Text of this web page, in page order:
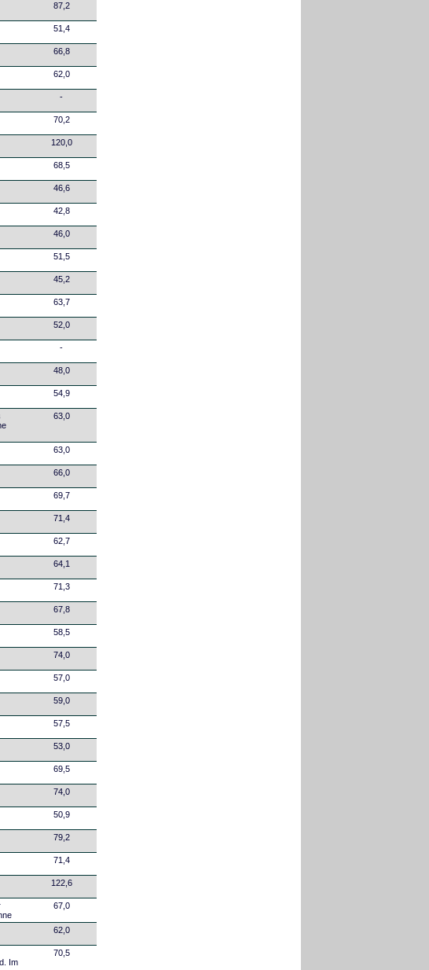
87,2
51,4
66,8
62,0
-
70,2
120,0
68,5
46,6
42,8
46,0
51,5
45,2
63,7
52,0
-
48,0
54,9
63,0
63,0
66,0
69,7
71,4
62,7
64,1
71,3
67,8
58,5
74,0
57,0
59,0
57,5
53,0
69,5
74,0
50,9
79,2
71,4
122,6
67,0
62,0
Im
70,5